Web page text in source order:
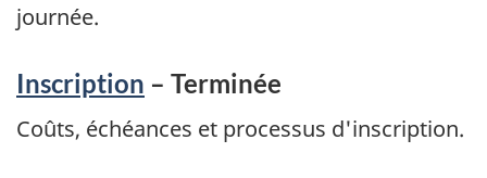
journée.
Inscription – Terminée
Coûts, échéances et processus d'inscription.